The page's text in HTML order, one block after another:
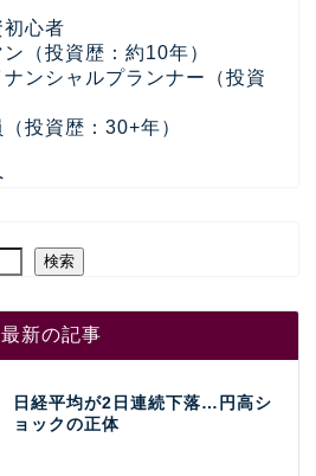
初心者
（投資歴：約10年）
ンシャルプランナー（投資
投資歴：30+年）
検索
最新の記事
日経平均が2日連続下落…円高シ
ョックの正体